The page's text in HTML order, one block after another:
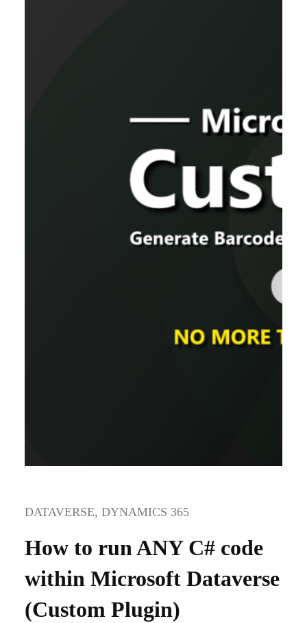
DATAVERSE, DYNAMICS 365
How to run ANY C# code
within Microsoft Dataverse
(Custom Plugin)